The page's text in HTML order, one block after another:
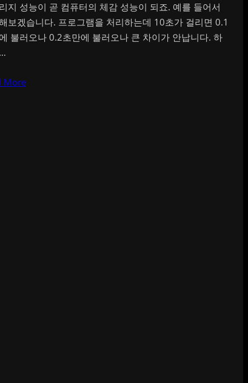
지 성능이 곧 컴퓨터의 체감 성능이 되죠. 예를 들어서
보겠습니다. 프로그램을 처리하는데 10초가 걸리면 0.1
불러오나 0.2초만에 불러오나 큰 차이가 안납니다. 하
More